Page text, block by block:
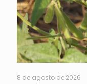
8 de agosto de 2026